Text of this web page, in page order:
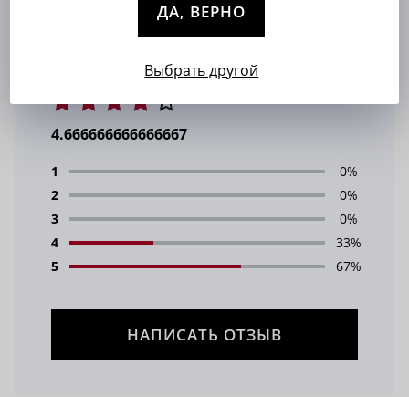
4.666666666666667
1
0%
2
0%
3
0%
4
33%
5
67%
НАПИСАТЬ ОТЗЫВ
ДА, ВЕРНО
Выбрать другой